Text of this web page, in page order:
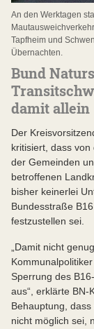
An den Werktagen
Tapfheim und
Übernachten.
Bund
damit allein
Der
kritisiert, dass
der Gemeinden
betroffenen
bisher keinerlei
Bundesstraße
festzustellen sei.
„Damit nicht
Sperrung des
aus“, erklärte
Behauptung,
nicht möglich sei,